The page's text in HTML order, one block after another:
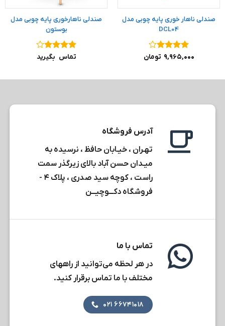
صندلی ناهار خوری پایه چوبی مدل
DCL04
نمره۴
۹,۹۶۵,۰۰۰ تومان
صندلی ناهارخوری پایه چوبی مدل
بوستون
نمره ۴
تماس بگیرید
آدرس فروشگاه
تهـران ، خیـابان حافظ ، نرسیده به
میـدان حسن آباد بالای زیرگذر سمت
راست ، کوچه سید صدری ، پلاک ۴ -
فروشگاه دکـــوچیـــن
تماس با ما
در هر لحظه می‌توانید از راههای
مختلف با ما تماس برقرار کنید.
۶۶۷۴۱۰۱۸ ۰۲۱